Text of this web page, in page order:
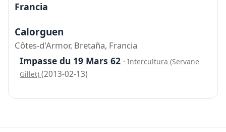
Francia
Calorguen
Côtes-d'Armor, Bretaña, Francia
Impasse du 19 Mars 62 · Intercultura (Servane
Gillet) (2013-02-13)